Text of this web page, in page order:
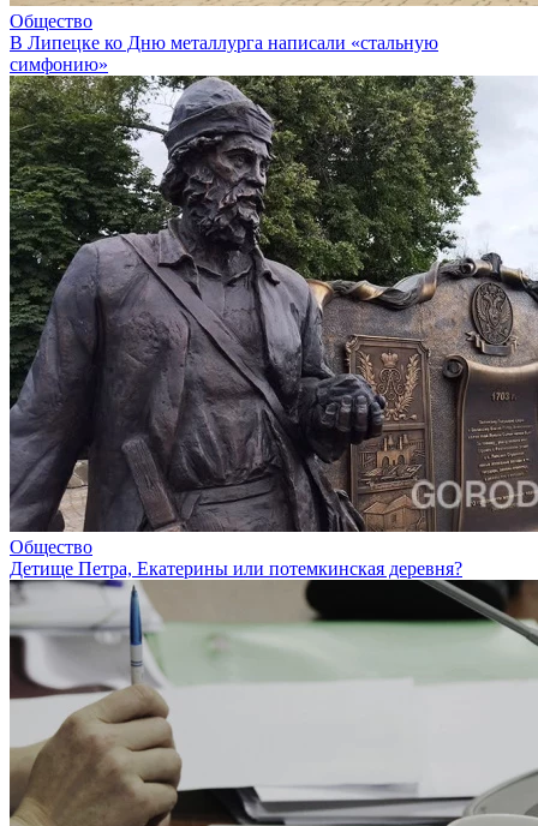
Общество
В Липецке ко Дню металлурга написали «стальную
симфонию»
Общество
Детище Петра, Екатерины или потемкинская деревня?